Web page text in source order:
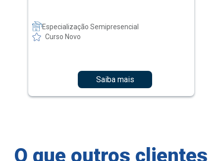
Especialização Semipresencial
Curso Novo
Saiba mais
O que outros clientes